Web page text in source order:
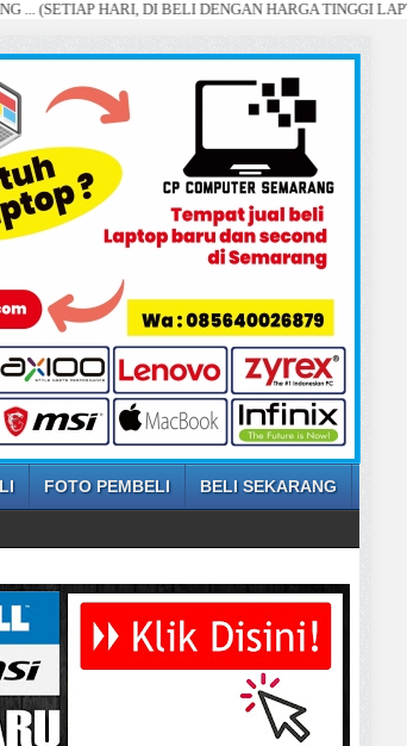
HARI, DI BELI DENGAN HARGA TINGGI LAPTOP ANDA)
FOTO PEMBELI BELI SEKARANG